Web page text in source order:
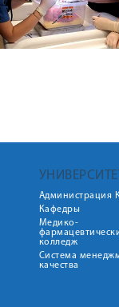
УНИВЕРСИТЕТ
Администрация
Кафедры
Медико-
колледж
Система
качества